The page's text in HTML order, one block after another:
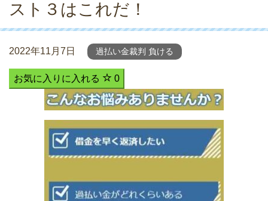
スト３はこれだ！
2022年11月7日 過払い金裁判 負ける
お気に入りに入れる 0